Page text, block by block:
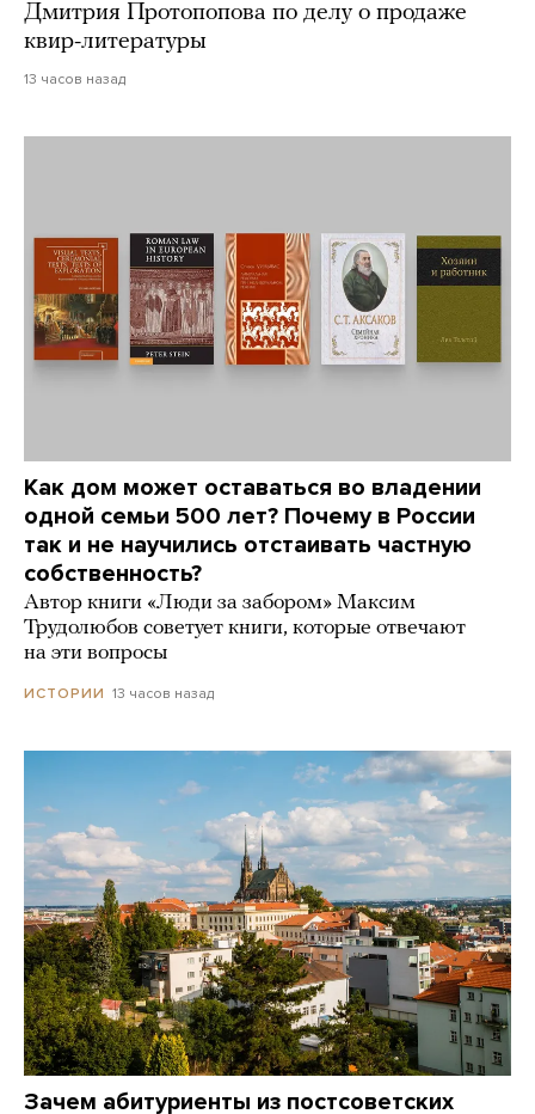
Дмитрия Протопопова по делу о продаже
квир-литературы
13 часов назад
Как дом может оставаться во владении
одной семьи 500 лет? Почему в России
так и не научились отстаивать частную
собственность?
Автор книги «Люди за забором» Максим
Трудолюбов советует книги, которые отвечают
на эти вопросы
ИСТОРИИ 13 часов назад
Зачем абитуриенты из постсоветских